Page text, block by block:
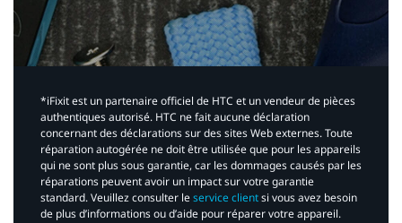
*iFixit est un partenaire officiel de HTC et un vendeur de pièces
authentiques autorisé. HTC ne fait aucune déclaration
concernant des déclarations sur des sites Web externes. Toute
réparation autogérée ne doit être utilisée que pour les appareils
qui ne sont plus sous garantie, car les dommages causés par les
réparations peuvent avoir un impact sur votre garantie
standard. Veuillez consulter leservice clientsi vous avez besoin
de plus d’informations ou d’aide pour réparer votre appareil.​